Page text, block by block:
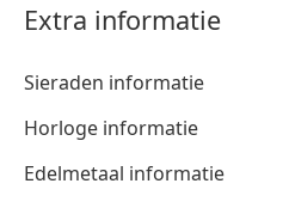
Extra informatie
Sieraden informatie
Horloge informatie
Edelmetaal informatie